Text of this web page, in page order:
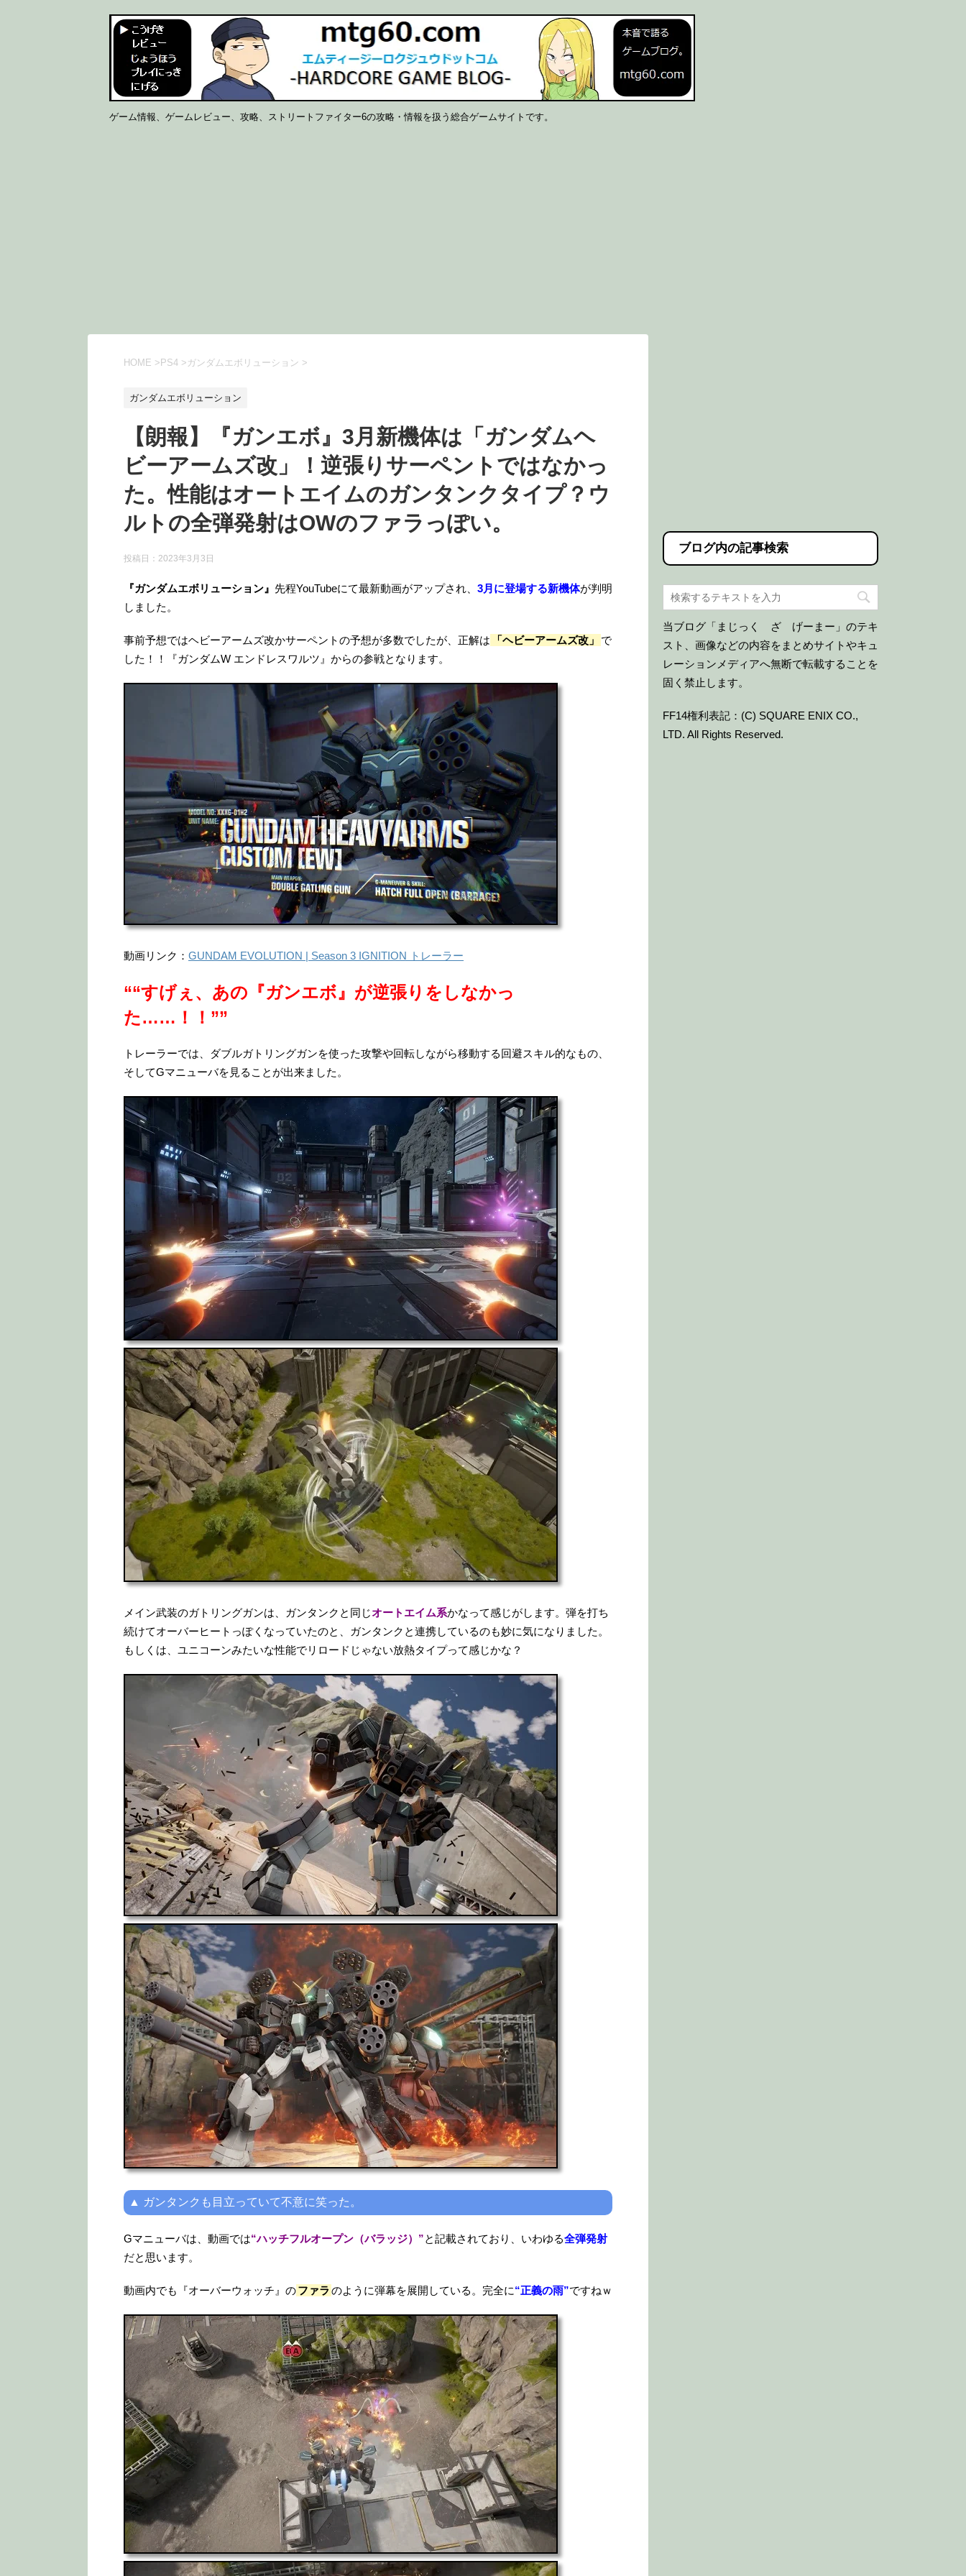
ゲーム情報、ゲームレビュー、攻略、ストリートファイター6の攻略・情報を扱う総合ゲームサイトです。
HOME > PS4 > ガンダムエボリューション >
ガンダムエボリューション
【朗報】『ガンエボ』3月新機体は「ガンダムヘ
ビーアームズ改」！逆張りサーペントではなかっ
た。性能はオートエイムのガンタンクタイプ？ウ
ルトの全弾発射はOWのファラっぽい。
投稿日： 2023年3月3日
『ガンダムエボリューション』 先程YouTubeにて最新動画がアップされ、 3月に登場する新機体が判明
しました。
事前予想ではヘビーアームズ改かサーペントの予想が多数でしたが、正解は 「ヘビーアームズ改」
で
した！！『ガンダムW エンドレスワルツ』からの参戦となります。
動画リンク： GUNDAM EVOLUTION | Season 3 IGNITION トレーラー
““すげぇ、あの『ガンエボ』が逆張りをしなかっ
た……！！””
トレーラーでは、ダブルガトリングガンを使った攻撃や回転しながら移動する回避スキル的なもの、
そしてGマニューバを見ることが出来ました。
メイン武装のガトリングガンは、ガンタンクと同じオートエイム系かなって感じがします。弾を打ち
続けてオーバーヒートっぽくなっていたのと、ガンタンクと連携しているのも妙に気になりました。
もしくは、ユニコーンみたいな性能でリロードじゃない放熱タイプって感じかな？
▲ ガンタンクも目立っていて不意に笑った。
Gマニューバは、動画では“ハッチフルオープン（バラッジ）”と記載されており、いわゆる全弾発射
だと思います。
動画内でも『オーバーウォッチ』のファラのように弾幕を展開している。完全に“正義の雨”ですねｗ
ブログ内の記事検索
当ブログ「まじっく ざ げーまー」のテキ
スト、画像などの内容をまとめサイトやキュ
レーションメディアへ無断で転載することを
固く禁止します。
FF14権利表記：(C) SQUARE ENIX CO.,
LTD. All Rights Reserved.